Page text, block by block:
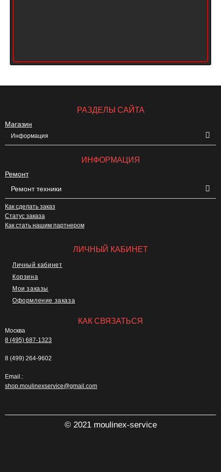
РАЗДЕЛЫ САЙТА
Магазин
Информация
ИНФОРМАЦИЯ
Ремонт
Ремонт техники
Как сделать заказ
Статус заказа
Как стать нашим партнером
ЛИЧНЫЙ КАБИНЕТ
Личный кабинет
Корзина
Мои заказы
Оформление заказа
КАК СВЯЗАТЬСЯ
Москва
8 (495) 687-1323
8 (499) 264-9602
Email.:
shop.moulinexservice@gmail.com
© 2021 moulinex-service